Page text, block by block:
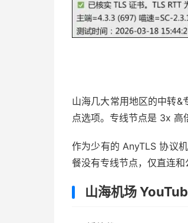
山海几大常用地区的中转&
点选项。专线节点是 3x 高
作为少有的 AnyTLS 协议
餐没有专线节点，仅直连和
山海机场